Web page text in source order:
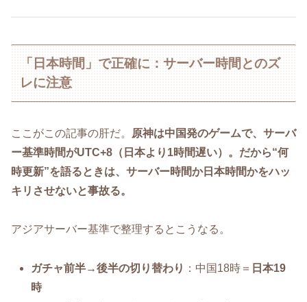
「日本時間」で正確に：サーバー時間とのズ
レに注意
ここがこの記事の肝だ。
原神は中国発のゲームで、サーバ
ー基準時間がUTC+8（日本より1時間遅い）。だから“何
時更新”を語るときは、サーバー時間か日本時間かをハッ
キリさせないと事故る。
アジアサーバー基準で整理するとこうなる。
ガチャ前半→後半の切り替わり ：中国18時＝ 日本19
時